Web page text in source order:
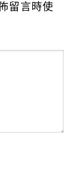
留言時使